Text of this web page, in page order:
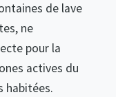
de lave
ne
pour la
actives du
habitées.